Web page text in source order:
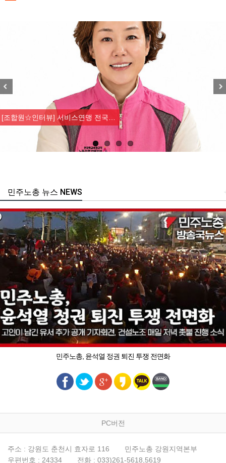
[조합원☆인터뷰] 서비스연맹 전국…
주노총 뉴스 NEWS
민주노총, 윤석열 정권 퇴진 투쟁 전면화
PC버전
주소 : 강원도 춘천시 효자로 116
민주노총 강원지역본부
우편번호 : 24334
전화 : 033)261-5618,5619